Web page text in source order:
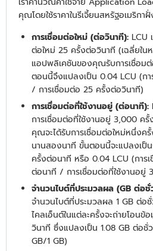
คุณโดยใช้ราคาในรีเจี้ยนสหรัฐอเมริก
การเชื่อมต่อใหม่ (ต่อวินาที): LCU
ต่อใหม่ 25 ครั้งต่อวินาที (เฉลี่ยใน
แอปพลิเคชันของคุณรับการเชื่อม
ตอนนี้จึงแปลงเป็น 0.04 LCU (ก
/ การเชื่อมต่อ 25 ครั้งต่อวินาที)
การเชื่อมต่อที่ใช้งานอยู่ (ต่อนาที):
การเชื่อมต่อที่ใช้งานอยู่ 3,000 ค
คุณจะได้รับการเชื่อมต่อใหม่หนึ่งค
นานสองนาที ขั้นตอนนี้จะแปลงเป็
ครั้งต่อนาที หรือ 0.04 LCU (การ
ต่อนาที / การเชื่อมต่อที่ใช้งานอยู่
จำนวนไบต์ที่ประมวลผล (GB ต่อชั่
จำนวนไบต์ที่ประมวลผล 1 GB ต่อ
ไคลเอ็นต์ในแต่ละครั้งจะถ่ายโอน
วินาที ซึ่งแปลงเป็น 1.08 GB ต่อชั่
GB/1 GB)